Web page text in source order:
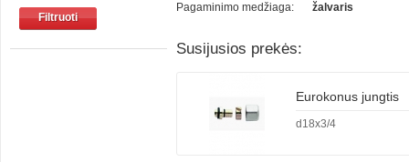
Filtruoti
Pagaminimo medžiaga:
žalvaris
Susijusios prekės:
Eurokonus jungtis
d18x3/4